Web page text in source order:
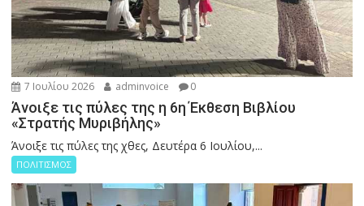
7 Ιουλίου 2026 adminvoice 0
Άνοιξε τις πύλες της η 6η Έκθεση Βιβλίου
«Στρατής Μυριβήλης»
Άνοιξε τις πύλες της χθες, Δευτέρα 6 Ιουλίου,...
ΠΟΛΙΤΙΣΜΟΣ